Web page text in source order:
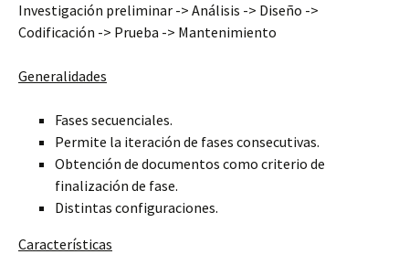
Investigación preliminar -> Análisis -> Diseño ->
Codificación -> Prueba -> Mantenimiento
Generalidades
Fases secuenciales.
Permite la iteración de fases consecutivas.
Obtención de documentos como criterio de
finalización de fase.
Distintas configuraciones.
Características